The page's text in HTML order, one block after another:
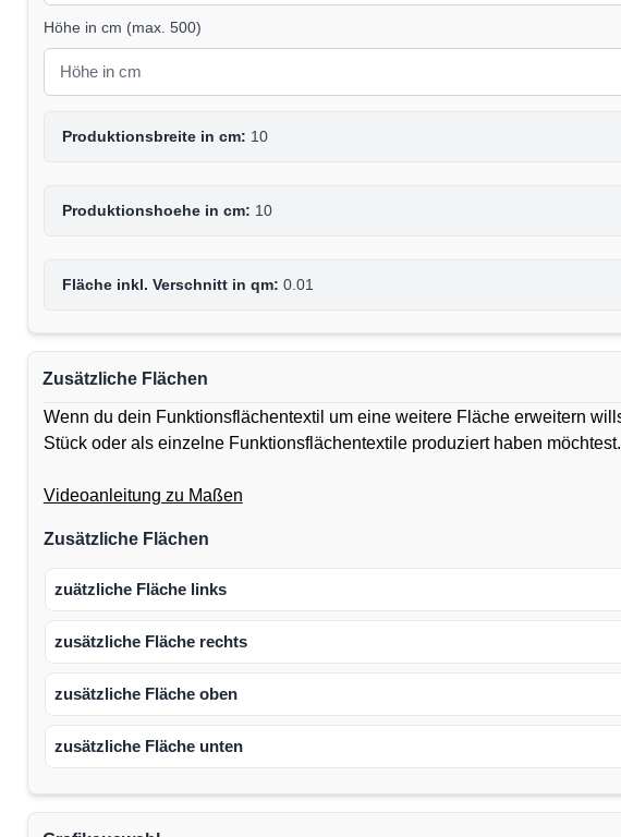
Höhe in cm (max. 500)
Produktionsbreite in cm: 10
Produktionshoehe in cm: 10
Fläche inkl. Verschnitt in qm: 0.01
Zusätzliche Flächen
Wenn du dein Funktionsflächentextil um eine weitere Fläche erweitern
Stück oder als einzelne Funktionsflächentextile produziert haben möchtest.
Videoanleitung zu Maßen
Zusätzliche Flächen
zuätzliche Fläche links
zusätzliche Fläche rechts
zusätzliche Fläche oben
zusätzliche Fläche unten